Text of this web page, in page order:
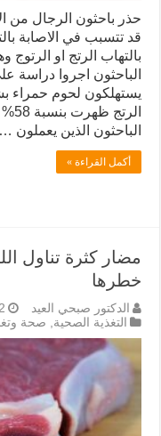
حذر باحثون الرجال من
قد تتسبب في الاصابة
بالتهاب الرتج او
يستهلكون لحوم حمراء
الباحثون الذين يعملون …
أكمل القراءة »
مضار كثرة تناول
خطرها
الدكتور صبحي العيد
22
التغذية الصحية, صحة